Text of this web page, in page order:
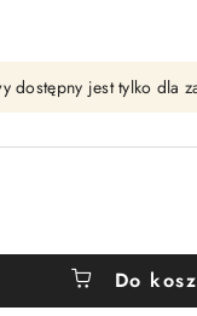
dostępny jest tylko dla
Do